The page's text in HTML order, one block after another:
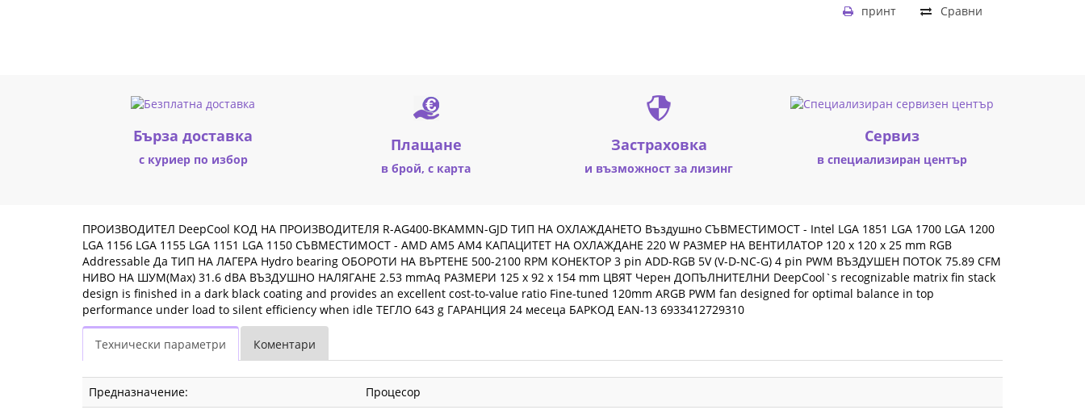
Fly.bg
Сравни
принт
Бърза доставка
с куриер по избор
Плащане
в брой, с карта
Застраховка
и възможност за лизинг
Cервиз
в специализиран център
ПРОИЗВОДИТЕЛ DeepCool КОД НА ПРОИЗВОДИТЕЛЯ R-AG400-BKAMMN-GJD ТИП НА ОХЛАЖДАНЕТО Въздушно СЪВМЕСТИМОСТ - Intel LGA 1851 LGA 1700 LGA 1200
LGA 1156 LGA 1155 LGA 1151 LGA 1150 СЪВМЕСТИМОСТ - AMD AM5 AM4 КАПАЦИТЕТ НА ОХЛАЖДАНЕ 220 W РАЗМЕР НА ВЕНТИЛАТОР 120 x 120 x 25 mm RGB
Addressable Да ТИП НА ЛАГЕРА Hydro bearing ОБОРОТИ НА ВЪРТЕНЕ 500-2100 RPM КОНЕКТОР 3 pin ADD-RGB 5V (V-D-NC-G) 4 pin PWM ВЪЗДУШЕН ПОТОК 75.89 CFM
НИВО НА ШУМ(Max) 31.6 dBA ВЪЗДУШНО НАЛЯГАНЕ 2.53 mmAq РАЗМЕРИ 125 x 92 x 154 mm ЦВЯТ Черен ДОПЪЛНИТЕЛНИ DeepCool`s recognizable matrix fin stack
design is finished in a dark black coating and provides an excellent cost-to-value ratio Fine-tuned 120mm ARGB PWM fan designed for optimal balance in top
performance under load to silent efficiency when idle ТЕГЛО 643 g ГАРАНЦИЯ 24 месеца БАРКОД EAN-13 6933412729310
Технически параметри Коментари
Предназначение:
Процесор